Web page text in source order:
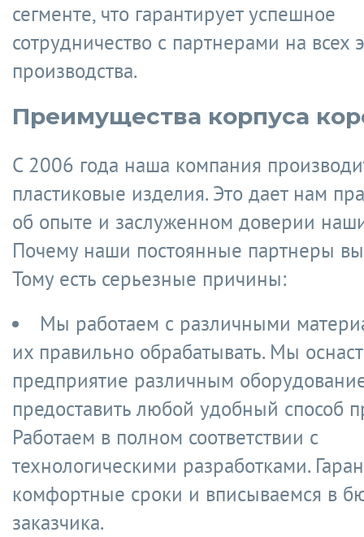
сегменте, что гарантирует успешное
сотрудничество с партнерами на всех
производства.
Преимущества корпуса
С 2006 года наша компания
пластиковые изделия. Это дает нам
об опыте и заслуженном доверии
Почему наши постоянные партнеры
Тому есть серьезные причины:
Мы работаем с различными
их правильно обрабатывать. Мы
предприятие различным
предоставить любой удобный способ
Работаем в полном соответствии с
технологическими разработками.
комфортные сроки и вписываемся в
заказчика.